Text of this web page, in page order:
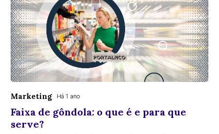
Marketing Há 1 ano
Faixa de gôndola: o que é e para que
serve?